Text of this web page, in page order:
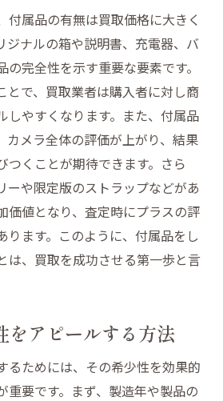
付属品の有無は買取価格に大きく
ジナルの箱や説明書、充電器、バ
の完全性を示す重要な要素です。
とで、買取業者は購入者に対し商
しやすくなります。また、付属品
カメラ全体の評価が上がり、結果
つくことが期待できます。さら
ーや限定版のストラップなどがあ
価値となり、査定時にプラスの評
ります。このように、付属品をし
は、買取を成功させる第一歩と言
をアピールする方法
るためには、その希少性を効果的
重要です。まず、製造年や製品の